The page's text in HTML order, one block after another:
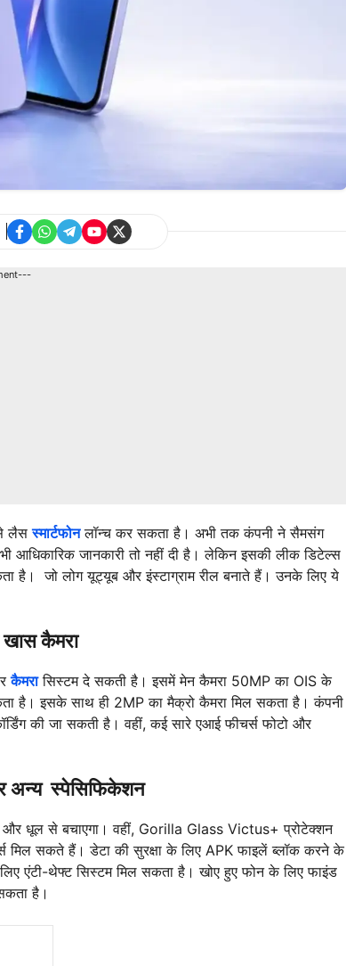
से लैसस्मार्टफोनलॉन्च कर सकता है। अभी तक कंपनी ने सैमसंग
आधिकारिक जानकारी तो नहीं दी है। लेकिन इसकी लीक डिटेल्स
है। जो लोग यूट्यूब और इंस्टाग्राम रील बनाते हैं। उनके लिए ये
कैमरा
कैमरासिस्टम दे सकती है। इसमें मेन कैमरा 50MP का OIS के
है। इसके साथ ही 2MP का मैक्रो कैमरा मिल सकता है। कंपनी
की जा सकती है। वहीं, कई सारे एआई फीचर्स फोटो और
अन्य स्पेसिफिकेशन
धूल से बचाएगा। वहीं, Gorilla Glass Victus+ प्रोटेक्शन
मिल सकते हैं। डेटा की सुरक्षा के लिए APK फाइलें ब्लॉक करने के
एंटी-थेफ्ट सिस्टम मिल सकता है। खोए हुए फोन के लिए फाइंड
है।